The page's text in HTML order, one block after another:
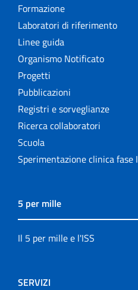
Formazione
Laboratori di riferimento
Linee guida
Organismo Notificato
Progetti
Pubblicazioni
Registri e sorveglianze
Ricerca collaboratori
Scuola
Sperimentazione clinica fase I
5 per mille
Il 5 per mille e l'ISS
SERVIZI